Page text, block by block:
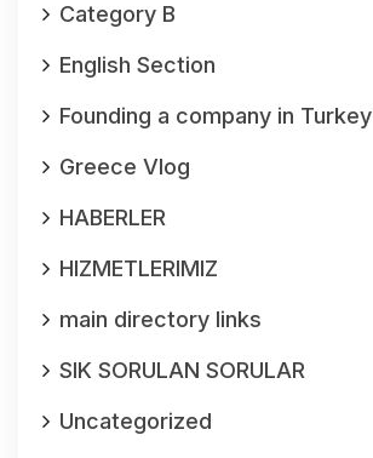
Category B
English Section
Founding a company in Turkey
Greece Vlog
HABERLER
HIZMETLERIMIZ
main directory links
SIK SORULAN SORULAR
Uncategorized